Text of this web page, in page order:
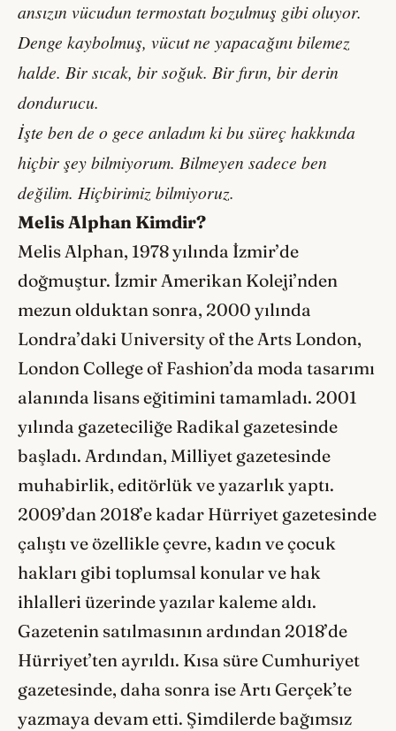
ansızın vücudun termostatı bozulmuş gibi oluyor.
Denge kaybolmuş, vücut ne yapacağını bilemez
halde. Bir sıcak, bir soğuk. Bir fırın, bir derin
dondurucu.
İşte ben de o gece anladım ki bu süreç hakkında
hiçbir şey bilmiyorum. Bilmeyen sadece ben
değilim. Hiçbirimiz bilmiyoruz.
Melis Alphan Kimdir?
Melis Alphan, 1978 yılında İzmir’de
doğmuştur. İzmir Amerikan Koleji’nden
mezun olduktan sonra, 2000 yılında
Londra’daki University of the Arts London,
London College of Fashion’da moda tasarımı
alanında lisans eğitimini tamamladı. 2001
yılında gazeteciliğe Radikal gazetesinde
başladı. Ardından, Milliyet gazetesinde
muhabirlik, editörlük ve yazarlık yaptı.
2009’dan 2018’e kadar Hürriyet gazetesinde
çalıştı ve özellikle çevre, kadın ve çocuk
hakları gibi toplumsal konular ve hak
ihlalleri üzerinde yazılar kaleme aldı.
Gazetenin satılmasının ardından 2018’de
Hürriyet’ten ayrıldı. Kısa süre Cumhuriyet
gazetesinde, daha sonra ise Artı Gerçek’te
yazmaya devam etti. Şimdilerde bağımsız